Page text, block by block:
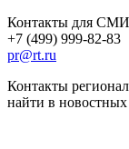
Контакты для СМИ
+7 (499) 999-82-83
pr@rt.ru
Контакты
найти в новостных